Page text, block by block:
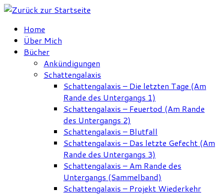
Zum
springenHome
Über Mich
Bücher
Ankündigungen
Schattengalaxis
Schattengalaxis – Die letzten Tage (Am
Rande des Untergangs 1)
Schattengalaxis – Feuertod (Am Rande
des Untergangs 2)
Schattengalaxis – Blutfall
Schattengalaxis – Das letzte Gefecht (Am
Rande des Untergangs 3)
Schattengalaxis – Am Rande des
Untergangs (Sammelband)
Schattengalaxis – Projekt Wiederkehr